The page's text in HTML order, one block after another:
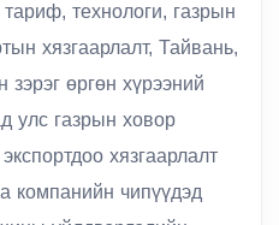
технологи, газрын
хязгаарлалт, Тайвань,
өргөн хүрээний
улс газрын ховор
хязгаарлалт
компанийн чипүүдэд